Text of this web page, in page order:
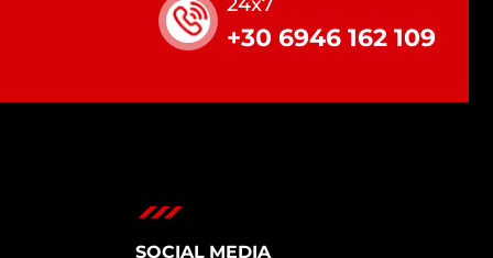
+30 6946 162 109
SOCIAL MEDIA